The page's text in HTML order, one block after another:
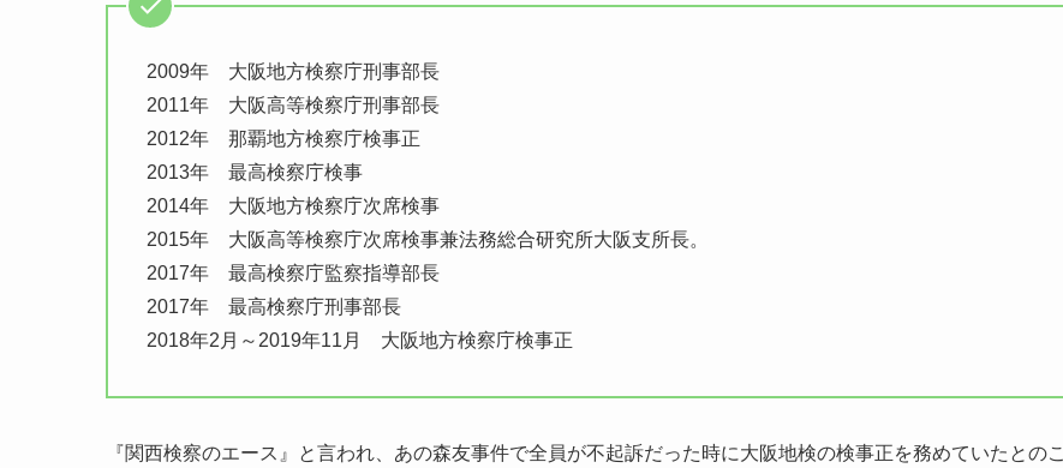
2009年 大阪地方検察庁刑事部長
2011年 大阪高等検察庁刑事部長
2012年 那覇地方検察庁検事正
2013年 最高検察庁検事
2014年 大阪地方検察庁次席検事
2015年 大阪高等検察庁次席検事兼法務総合研究所大阪支所長。
2017年 最高検察庁監察指導部長
2017年 最高検察庁刑事部長
2018年2月～2019年11月 大阪地方検察庁検事正
『関西検察のエース』と言われ、あの森友事件で全員が不起訴だった時に大阪地検の検事正を務めていたとのこ